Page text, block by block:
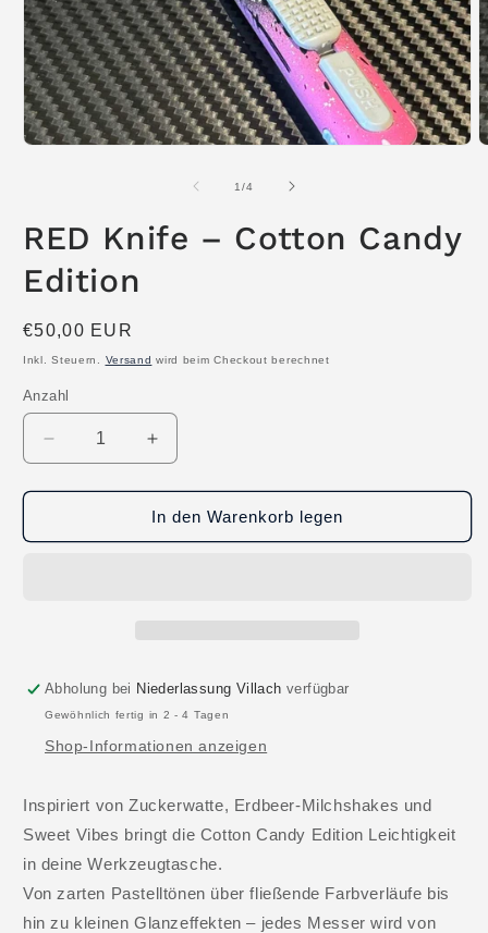
1/von
4
RED Knife – Cotton Candy
Edition
Normaler
Preis
€50,00 EUR
Inkl. Steuern. Versand wird beim Checkout berechnet
Anzahl
Anzahl
Verringere
die
Menge
RED
Erhöhe
die
Menge
für
RED
In den Warenkorb legen
Abholung bei Niederlassung Villach verfügbar
Gewöhnlich fertig in 2 - 4 Tagen
Shop-Informationen anzeigen
Inspiriert von Zuckerwatte, Erdbeer-Milchshakes und
Sweet Vibes bringt die Cotton Candy Edition Leichtigkeit
in deine Werkzeugtasche.
Von zarten Pastelltönen über fließende Farbverläufe bis
hin zu kleinen Glanzeffekten – jedes Messer wird von